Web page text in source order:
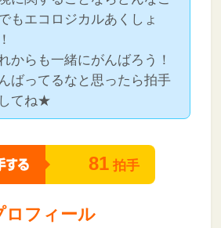
もエコロジカルあくしょ
からも一緒にがんばろう！
ばってるなと思ったら拍手
てね★
81 拍手
ロフィール